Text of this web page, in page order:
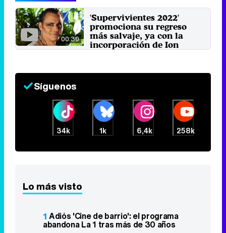
00:30
'Supervivientes 2022'
promociona su regreso
más salvaje, ya con la
incorporación de Ion
Síguenos
34k 1k 6,4k 258k
Lo más visto
1 Adiós 'Cine de barrio': el programa
abandona La 1 tras más de 30 años